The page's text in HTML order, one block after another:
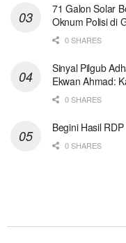
71 Galon Solar
Oknum Polisi di
0 SHARES
Sinyal Pilgub
Ekwan Ahmad:
0 SHARES
Begini Hasil
0 SHARES